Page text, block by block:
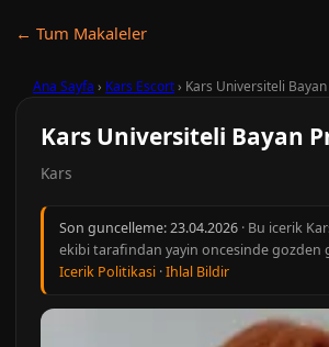
← Tum Makaleler
Ana Sayfa › Kars Escort› Kars Universiteli
Kars Universiteli Bayan
Kars
Son guncelleme:23.04.2026 · Bu icerik
ekibi tarafindan yayin oncesinde gozden
Icerik Politikasi ·Ihlal Bildir